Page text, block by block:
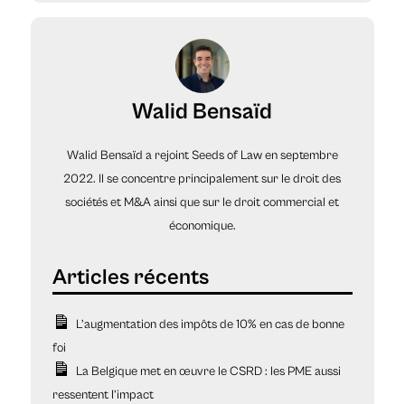
Walid Bensaïd
Walid Bensaïd a rejoint Seeds of Law en septembre
2022. Il se concentre principalement sur le droit des
sociétés et M&A ainsi que sur le droit commercial et
économique.
L’augmentation des impôts de 10% en cas de bonne
foi
La Belgique met en œuvre le CSRD : les PME aussi
ressentent l’impact